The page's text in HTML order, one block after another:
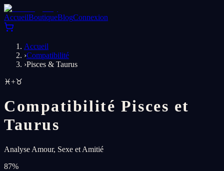
AccueilBoutiqueBlogConnexion
Accueil
›Compatibilité
›Pisces & Taurus
♓+♉
Compatibilité Pisces et
Taurus
Analyse Amour, Sexe et Amitié
87%